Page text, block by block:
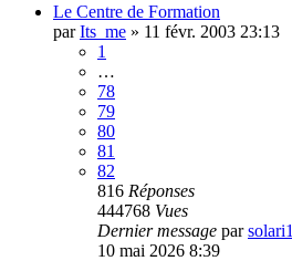
Le Centre de Formation
parIts_me » 11 févr. 2003 23:13
1
…
78
79
80
81
82
816 Réponses
444768 Vues
Dernier message parsolari1
10 mai 2026 8:39